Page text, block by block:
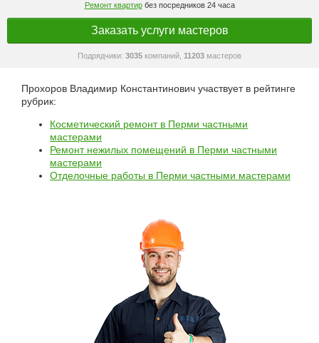
Ремонт квартирбез посредников 24 часа
Заказать услуги мастеров
Подрядчики: 3035 компаний, 11203 мастеров
Прохоров Владимир Константинович участвует в рейтинге
рубрик:
Косметический ремонт в Перми частными
мастерами
Ремонт нежилых помещений в Перми частными
мастерами
Отделочные работы в Перми частными мастерами